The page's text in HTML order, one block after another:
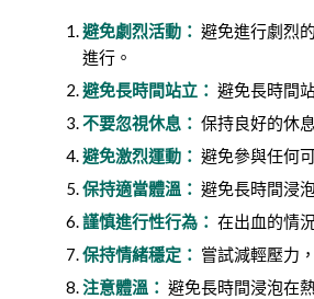
避免劇烈活動： 避免進行劇烈
進行。
避免長時間站立： 避免長時間
不要忽視休息： 保持良好的休
避免激烈運動： 避免參與任何
保持適當體溫： 避免長時間浸
謹慎進行性行為： 在出血的情
保持情緒穩定： 嘗試減輕壓力
注意體溫： 避免長時間浸泡在